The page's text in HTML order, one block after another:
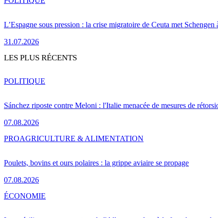
L’Espagne sous pression : la crise migratoire de Ceuta met Schengen
31.07.2026
LES PLUS RÉCENTS
Sánchez riposte contre Meloni : l'Italie menacée de mesures de
07.08.2026
POLITIQUE
Poulets, bovins et ours polaires : la grippe aviaire se propage
07.08.2026
PROAGRICULTURE & ALIMENTATION
ÉCONOMIE